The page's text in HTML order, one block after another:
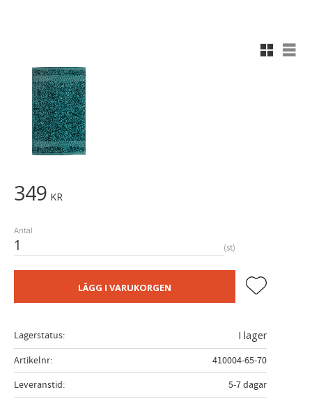
349 KR
Antal
st
LÄGG I VARUKORGEN Lägg till i
Lagerstatus
I lager
Artikelnr
410004-65-70
Leveranstid
5-7 dagar